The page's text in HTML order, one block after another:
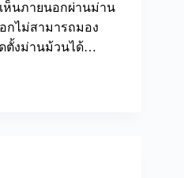
ห็นภายนอกผ่านม่าน
กไม่สามารถมอง
ตั้งม่านม้วนได้…